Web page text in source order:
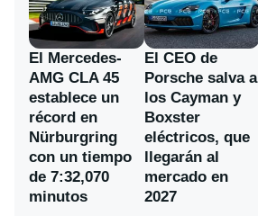
El Mercedes-
AMG CLA 45
establece un
récord en
Nürburgring
con un tiempo
de 7:32,070
minutos
El CEO de
Porsche salva a
los Cayman y
Boxster
eléctricos, que
llegarán al
mercado en
2027